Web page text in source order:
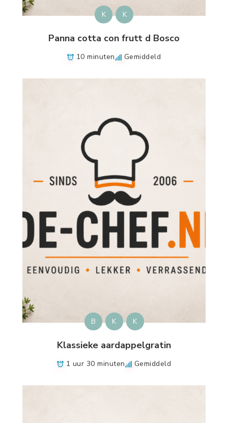
K K
Panna cotta con frutt d Bosco
10 minuten Gemiddeld
B K K
Klassieke aardappelgratin
1 uur 30 minuten Gemiddeld